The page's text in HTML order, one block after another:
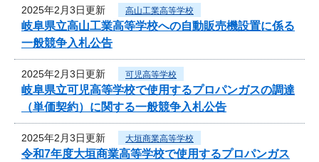
2025年2月3日更新 高山工業高等学校
岐阜県立高山工業高等学校への自動販売機設置に係る
一般競争入札公告
2025年2月3日更新 可児高等学校
岐阜県立可児高等学校で使用するプロパンガスの調達
（単価契約）に関する一般競争入札公告
2025年2月3日更新 大垣商業高等学校
令和7年度大垣商業高等学校で使用するプロパンガス